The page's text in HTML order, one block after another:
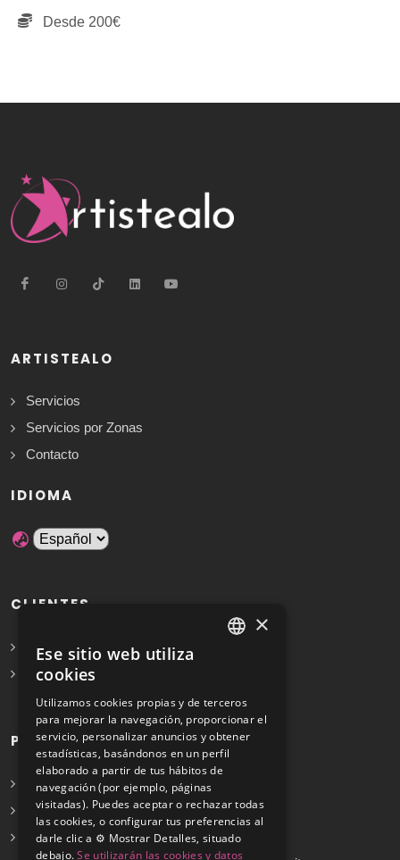
Desde 200€
ARTISTEALO
Servicios
Servicios por Zonas
Contacto
IDIOMA
CLIENTES
Solicita Presupuesto Gratis
Preguntas frecuentes
PROFESIONALES
Info para profesionales
Registrarse
Preguntas frecuentes
×
Ese sitio web utiliza
cookies
Utilizamos cookies propias y de terceros
para mejorar la navegación, proporcionar el
servicio, personalizar anuncios y obtener
estadísticas, basándonos en un perfil
elaborado a partir de tus hábitos de
navegación (por ejemplo, páginas
visitadas). Puedes aceptar o rechazar todas
las cookies, o configurar tus preferencias al
darle clic a ⚙️ Mostrar Detalles, situado
debajo.Se utilizarán las cookies y datos